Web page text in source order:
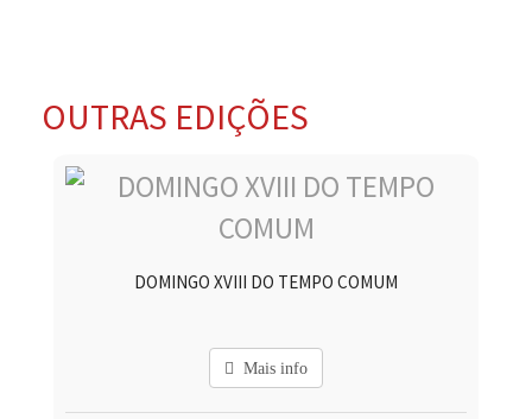
OUTRAS EDIÇÕES
DOMINGO XVIII DO TEMPO COMUM
Mais info